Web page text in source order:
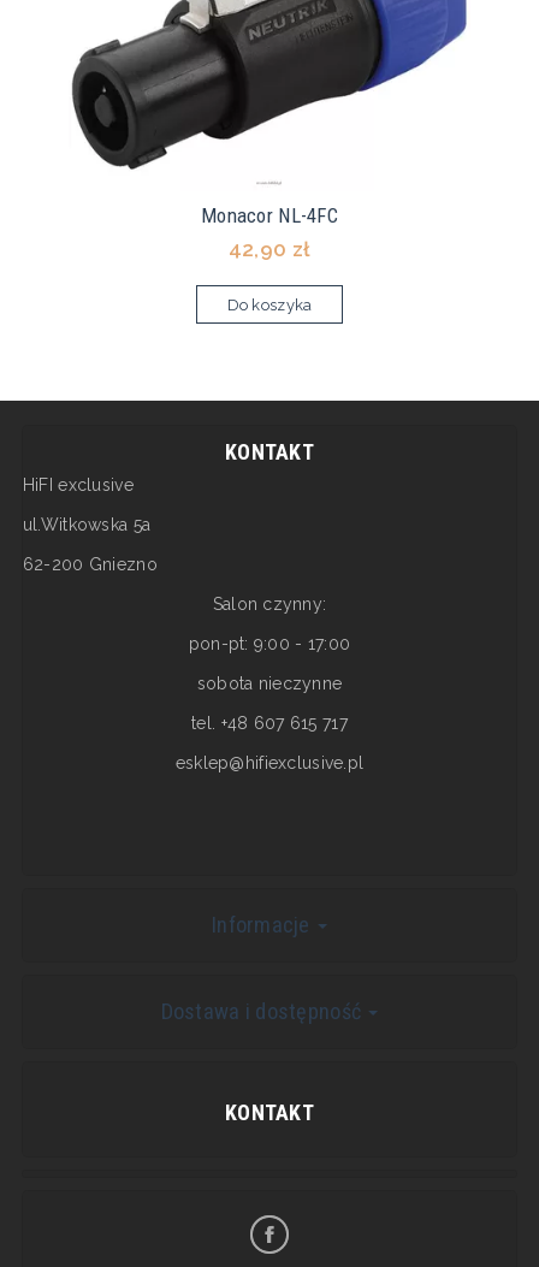
Monacor NL-4FC
42,90 zł
Do koszyka
KONTAKT
HiFI exclusive
ul.Witkowska 5a
62-200 Gniezno
Salon czynny:
pon-pt: 9:00 - 17:00
sobota nieczynne
tel. +48 607 615 717
esklep@hifiexclusive.pl
Informacje
Dostawa i dostępność
KONTAKT